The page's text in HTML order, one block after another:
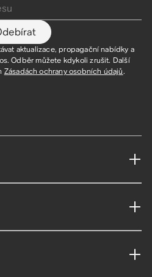
aktualizace, propagační nabídky a
Odběr můžete kdykoli zrušit. Další
Zásadách ochrany osobních údajů.